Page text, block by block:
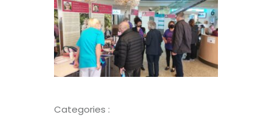
Categories :